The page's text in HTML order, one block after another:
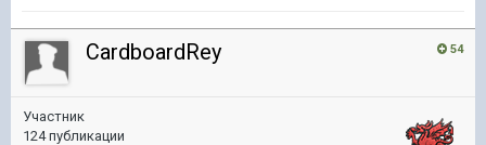
54
CardboardRey
Участник
124 публикации